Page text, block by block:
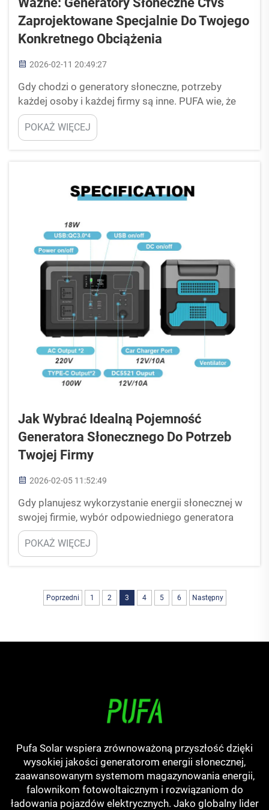
Zaprojektowane Specjalnie Do Twojego
Konkretnego Obciążenia
2026-02-11 20:49:27
Gdy chodzi o generatory słoneczne, potrzeby
każdej osoby i każdej firmy są inne. PUFA wie, że
nie ma jednego rozmiaru pasującego do
wszystkich. Podobnie jak buty — niektórzy
potrzebują większego rozmiaru, inni mniejszego —
energetycznych...
POKAŻ WIĘCEJ
Jak Wybrać Idealną Pojemność
Generatora Słonecznego Do Potrzeb
Twojej Firmy
2026-02-05 11:52:49
Gdy planujesz wykorzystanie energii słonecznej w
swojej firmie, wybór odpowiedniego generatora
słonecznego jest jednym z najważniejszych decyzji
do podjęcia. W PUFA uważamy, że znajomość
rzeczywistego zapotrzebowania na moc jest
POKAŻ WIĘCEJ
Poprzedni 1 2 3 4 5 6 Następny
Pufa Solar wspiera zrównoważoną przyszłość dzięki
wysokiej jakości generatorom energii słonecznej,
zaawansowanym systemom magazynowania energii,
falownikom fotowoltaicznym i rozwiązaniom do
ładowania pojazdów elektrycznych. Jako globalny lider